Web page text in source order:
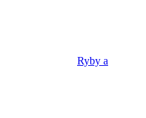
Ryby a